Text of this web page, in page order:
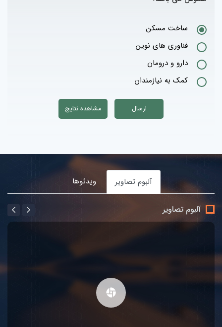
ساخت مسکن
فناوری های نوین
دارو و درومان
کمک به نیازمندان
آلبوم تصاویر ویدئوها
آلبوم تصاویر